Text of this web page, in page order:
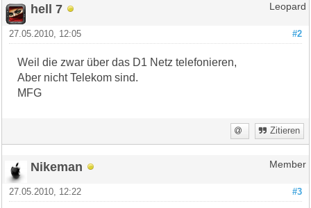
hell 7 Leopard
#2
27.05.2010, 12:05
Weil die zwar über das D1 Netz telefonieren,
Aber nicht Telekom sind.
MFG
Zitieren
Nikeman Member
#3
27.05.2010, 12:22